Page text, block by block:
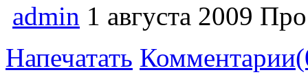
admin 1 августа 2009
Напечатать